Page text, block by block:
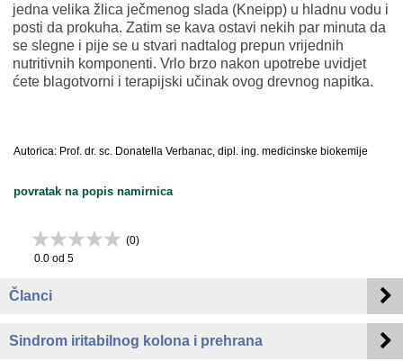
jedna velika žlica ječmenog slada (Kneipp) u hladnu vodu i
posti da prokuha. Zatim se kava ostavi nekih par minuta da
se slegne i pije se u stvari nadtalog prepun vrijednih
nutritivnih komponenti. Vrlo brzo nakon upotrebe uvidjet
ćete blagotvorni i terapijski učinak ovog drevnog napitka.
Autorica: Prof. dr. sc. Donatella Verbanac, dipl. ing. medicinske biokemije
povratak na popis namirnica
(0)
0.0 od 5
Članci
Sindrom iritabilnog kolona i prehrana